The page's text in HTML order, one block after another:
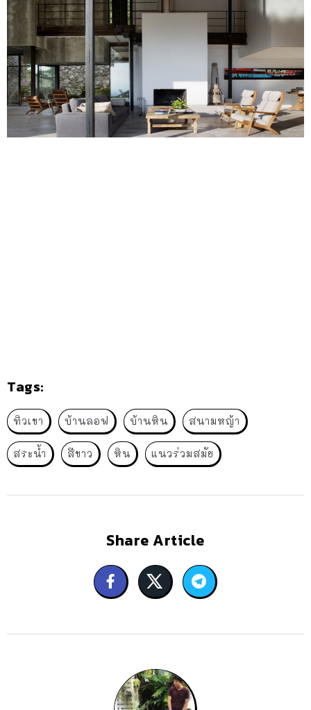
Tags:
ทิวเขา บ้านลอฟ บ้านหิน สนามหญ้า
สระน้ำ สีขาว หิน แนวร่วมสมัย
Share Article